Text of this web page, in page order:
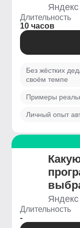
Длительность
10 часов
Без жёстких
своём темпе
Примеры
Личный опыт
Длительность
-